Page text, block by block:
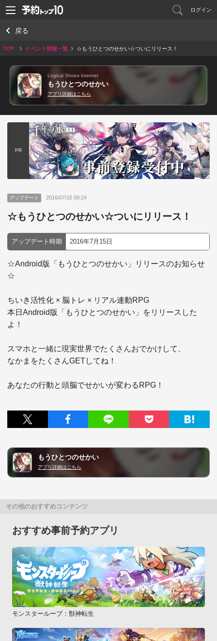
ログイン
戻る
TOP イベント情報一覧 ☆もうひとつのせかい☆ついにリリース！
Logical Shoes Internet
もうひとつのせかい
アプリ詳細はこちら
PR
アップデート 2016/07/15 00:24
☆もうひとつのせかい☆ついにリリース！
アップデート時期 2016年7月15日
☆Android版「もうひとつのせかい」リリースのお知らせ
☆
ちいき活性化 × 脳トレ × リアル連動RPG
本日Android版「もうひとつのせかい」をリリースした
よ！
スマホと一緒に現実世界でたくさんおでかけして、
なかまをたくさんGETしてね！
あなたの行動と頭脳でせかいが変わるRPG！
もうひとつのせかい
アプリ詳細はこちら
その他のおすすめコンテンツ
おすすめ事前予約アプリ
モンスターループ：獣神転生